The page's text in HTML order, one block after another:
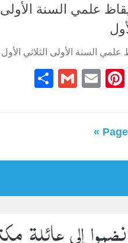
علمي السنة الأولى
علمي السنة الأولى الثلاثي الأول
Facebook
Pinterest
Email
Gmail